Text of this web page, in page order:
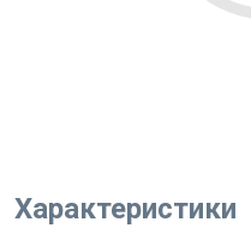
Характеристики